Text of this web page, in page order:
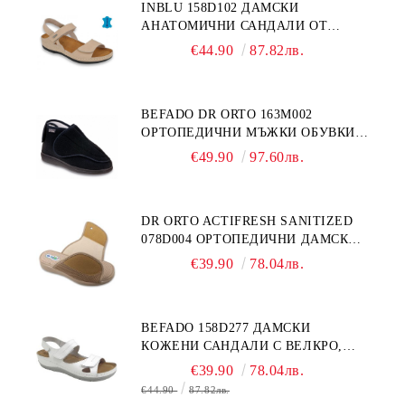
INBLU 158D102 ДАМСКИ
АНАТОМИЧНИ САНДАЛИ ОТ
ЕСТЕСТВЕНА КОЖА, БЕЖОВИ
€44.90 87.82лв.
BEFADO DR ORTO 163M002
ОРТОПЕДИЧНИ МЪЖКИ ОБУВКИ
ЗА ГИПСИРАН ИЛИ СВРЪХ
€49.90 97.60лв.
DR ORTO ACTIFRESH SANITIZED
078D004 ОРТОПЕДИЧНИ ДАМСКИ
ЧЕХЛИ ЗА МНОГО ОТЕКЪЛ КРАК,
€39.90 78.04лв.
BEFADO 158D277 ДАМСКИ
КОЖЕНИ САНДАЛИ С ВЕЛКРО,
€39.90 78.04лв.
€44.90 87.82лв.